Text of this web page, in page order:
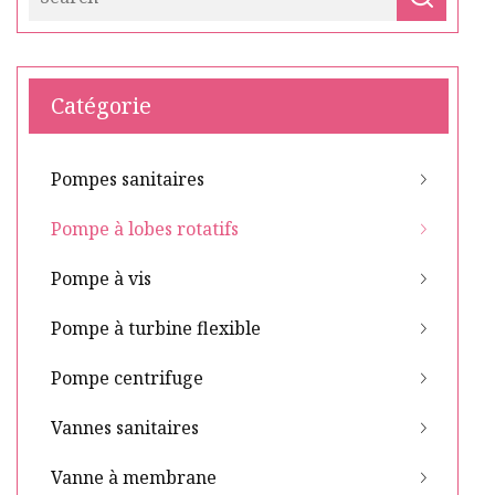
Catégorie
Pompes sanitaires
Pompe à lobes rotatifs
Pompe à vis
Pompe à turbine flexible
Pompe centrifuge
Vannes sanitaires
Vanne à membrane